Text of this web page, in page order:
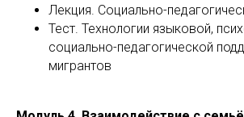
Лекция. Социально-
Тест. Технологии языковой,
социально-педагогической
мигрантов